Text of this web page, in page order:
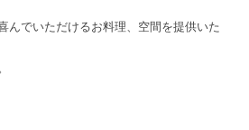
んでいただけるお料理、空間を提供いた